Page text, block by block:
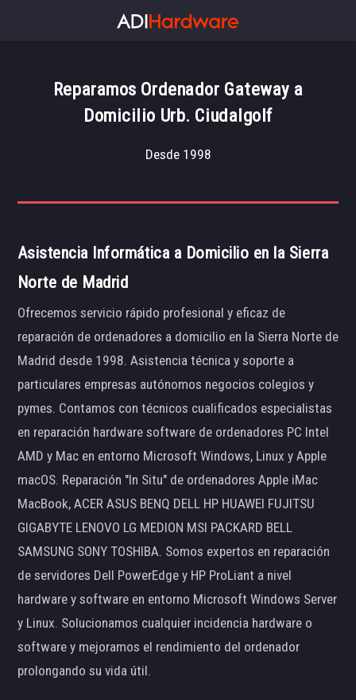
Reparamos Ordenador Gateway a
Domicilio Urb. Ciudalgolf
Desde 1998
Asistencia Informática a Domicilio en la Sierra
Norte de Madrid
Ofrecemos servicio rápido profesional y eficaz de
reparación de ordenadores a domicilio en la Sierra Norte de
Madrid desde 1998. Asistencia técnica y soporte a
particulares empresas autónomos negocios colegios y
pymes. Contamos con técnicos cualificados especialistas
en reparación hardware software de ordenadores PC Intel
AMD y Mac en entorno Microsoft Windows, Linux y Apple
macOS. Reparación "In Situ" de ordenadores Apple iMac
MacBook, ACER ASUS BENQ DELL HP HUAWEI FUJITSU
GIGABYTE LENOVO LG MEDION MSI PACKARD BELL
SAMSUNG SONY TOSHIBA. Somos expertos en reparación
de servidores Dell PowerEdge y HP ProLiant a nivel
hardware y software en entorno Microsoft Windows Server
y Linux. Solucionamos cualquier incidencia hardware o
software y mejoramos el rendimiento del ordenador
prolongando su vida útil.